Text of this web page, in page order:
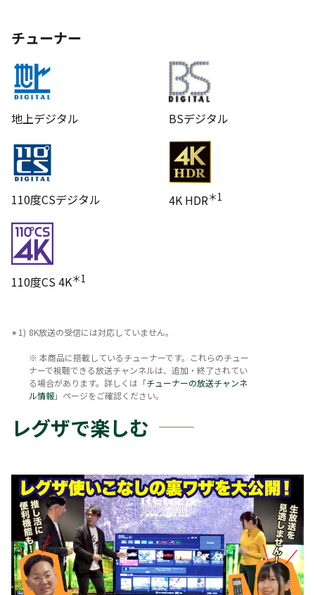
チューナー
地上デジタル BSデジタル
110度CSデジタル 4K HDR＊1
110度CS 4K＊1
8K放送の受信には対応していません。
※ 本商品に搭載しているチューナーです。これらのチュー
ナーで視聴できる放送チャンネルは、追加・終了されてい
る場合があります。詳しくは「チューナーの放送チャンネ
ル情報」ページをご確認ください。
レグザで楽しむ